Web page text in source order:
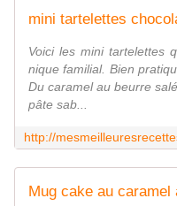
Voici les mini tartelettes
nique familial. Bien
Du caramel au beurre
pâte sab...